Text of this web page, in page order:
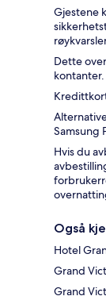
Gjestene
Dette
kontanter.
Samsung
Hvis du
Også
Hotel
Grand
Grand